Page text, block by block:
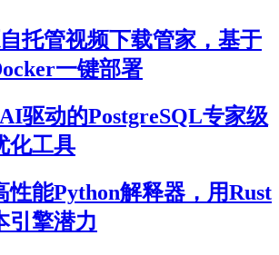
托管视频下载管家，基于
一键部署
驱动的PostgreSQL专家级
化工具
性能Python解释器，用Rust
引擎潜力